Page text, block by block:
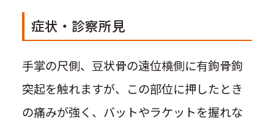
症状・診察所見
手掌の尺側、豆状骨の遠位橈側に有鉤骨鉤
突起を触れますが、この部位に押したとき
の痛みが強く、バットやラケットを握れな